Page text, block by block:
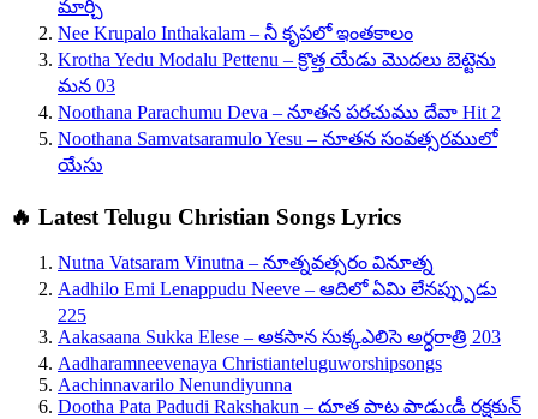
మార్చి
Nee Krupalo Inthakalam – నీ కృపలో ఇంతకాలం
Krotha Yedu Modalu Pettenu – క్రొత్త యేడు మొదలు బెట్టెను
మన 03
Noothana Parachumu Deva – నూతన పరచుము దేవా Hit 2
Noothana Samvatsaramulo Yesu – నూతన సంవత్సరములో
యేసు
🔥 Latest Telugu Christian Songs Lyrics
Nutna Vatsaram Vinutna – నూత్నవత్సరం వినూత్న
Aadhilo Emi Lenappudu Neeve – ఆదిలో ఏమి లేనప్ప్పుడు
225
Aakasaana Sukka Elese – అకసాన సుక్కఎలిసె అర్ధరాత్రి 203
Aadharamneevenaya Christianteluguworshipsongs
Aachinnavarilo Nenundiyunna
Dootha Pata Padudi Rakshakun – దూత పాట పాడుఁడీ రక్షకున్